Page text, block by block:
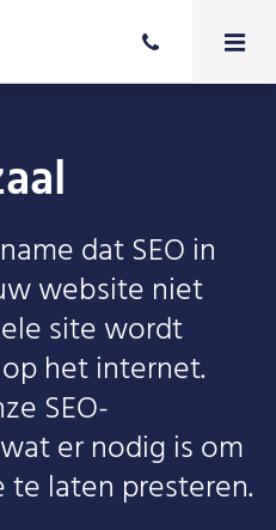
dat SEO in
website niet
site wordt
het internet.
SEO-
er nodig is om
laten presteren.